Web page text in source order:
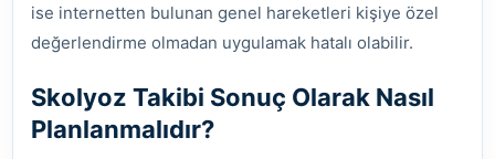
ise internetten bulunan genel hareketleri kişiye özel
değerlendirme olmadan uygulamak hatalı olabilir.
Skolyoz Takibi Sonuç Olarak Nasıl
Planlanmalıdır?